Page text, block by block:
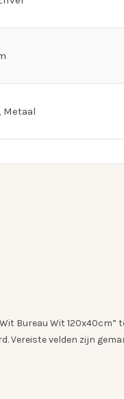
Metaal
Bureau Wit 120x40cm”
Vereiste velden zijn